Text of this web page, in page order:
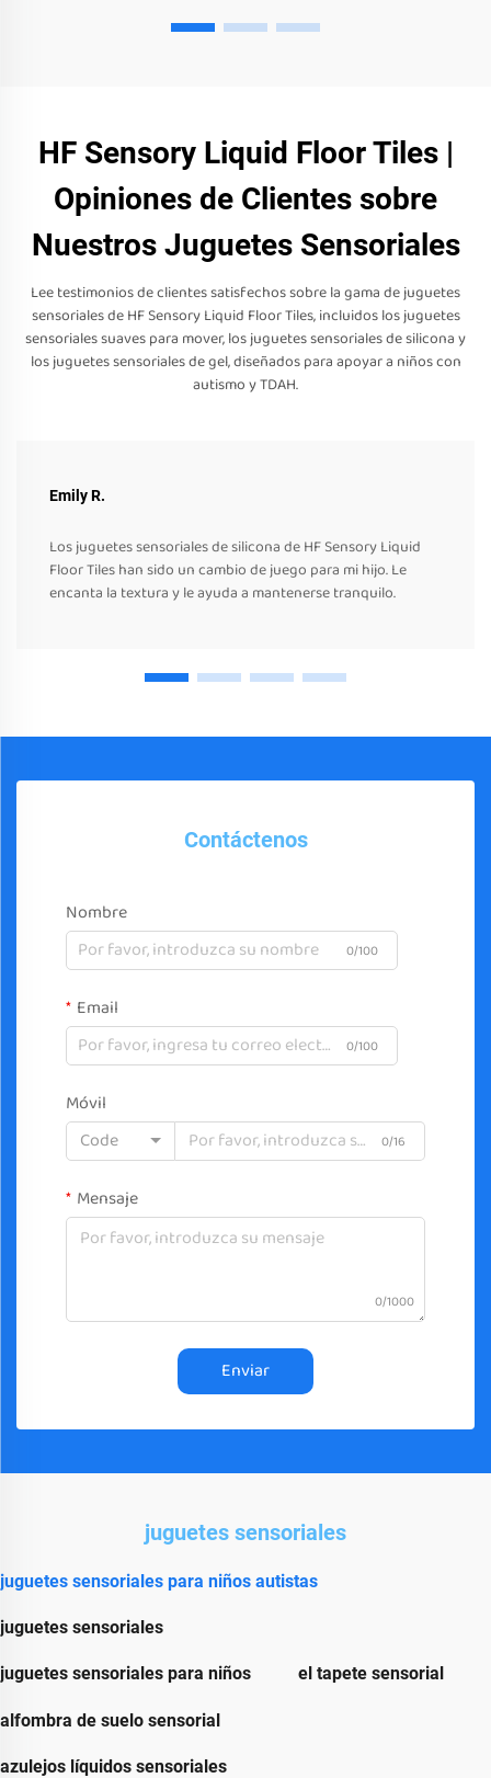
HF Sensory Liquid Floor Tiles |
Opiniones de Clientes sobre
Nuestros Juguetes Sensoriales
Lee testimonios de clientes satisfechos sobre la gama de juguetes
sensoriales de HF Sensory Liquid Floor Tiles, incluidos los juguetes
sensoriales suaves para mover, los juguetes sensoriales de silicona y
los juguetes sensoriales de gel, diseñados para apoyar a niños con
autismo y TDAH.
Emily R.
Los juguetes sensoriales de silicona de HF Sensory Liquid
Floor Tiles han sido un cambio de juego para mi hijo. Le
encanta la textura y le ayuda a mantenerse tranquilo.
Contáctenos
Nombre
0/100
Email
0/100
Móvil
Code
0/16
Mensaje
0/1000
Enviar
juguetes sensoriales
juguetes sensoriales para niños autistas
juguetes sensoriales
juguetes sensoriales para niños el tapete sensorial
alfombra de suelo sensorial
azulejos líquidos sensoriales